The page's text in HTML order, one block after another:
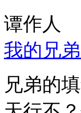
谭作人
我的兄
兄弟的